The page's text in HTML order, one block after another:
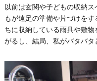
以前は玄関や子どもの収納
もが遠足の準備や片づけを
ちに収納している雨具や敷
がるし、結局、私がバタバ